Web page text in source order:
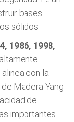
bases
sólidos
1986, 1998,
con la
Madera Yang
de
importantes